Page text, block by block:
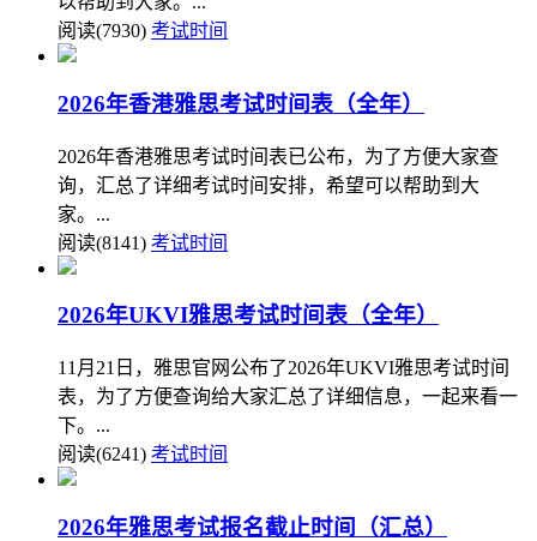
阅读(7930) 考试时间
2026年香港雅思考试时间表（全年）
2026年香港雅思考试时间表已公布，为了方便大家查
询，汇总了详细考试时间安排，希望可以帮助到大
家。...
阅读(8141) 考试时间
2026年UKVI雅思考试时间表（全年）
11月21日，雅思官网公布了2026年UKVI雅思考试时间
表，为了方便查询给大家汇总了详细信息，一起来看一
下。...
阅读(6241) 考试时间
2026年雅思考试报名截止时间（汇总）